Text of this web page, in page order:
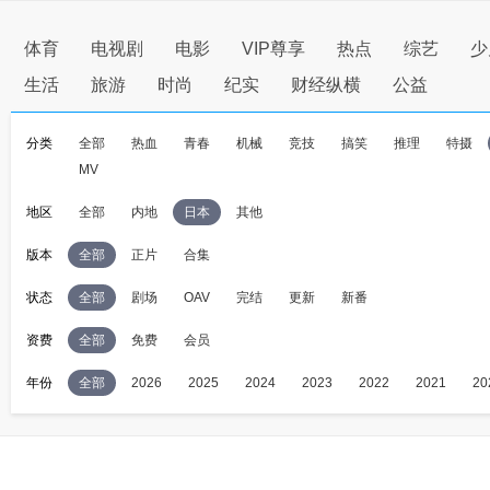
体育 电视剧 电影 VIP尊享 热点 综艺
生活
旅游 时尚 纪实 财经纵横 公益
分类 全部 热血 青春 机械 竞技 搞笑 推理
特摄
MV
地区 全部 内地 日本 其他
版本 全部 正片 合集
状态 全部 剧场 OAV 完结 更新 新番
资费 全部 免费 会员
年份 全部 2026 2025 2024 2023 2022 2021